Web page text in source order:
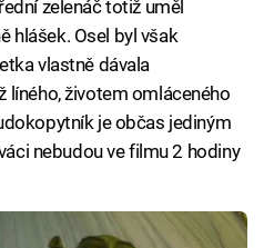
zelenáč totiž uměl
hlášek. Osel byl však
vlastně dávala
líného, životem omláceného
je občas jediným
nebudou ve filmu 2 hodiny